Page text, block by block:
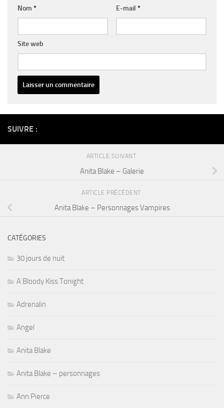
Nom * E-mail *
Site web
SUIVRE :
ARTICLE SUIVANT
Anita Blake – Galerie
ARTICLE PRÉCÉDENT
Anita Blake – Personnages Vampires
CATÉGORIES
30 jours de nuit
A Bloody Kiss Tonight
Adrenalin
Angel
Anita Blake
Anita Blake – personnages
Ann Pierce